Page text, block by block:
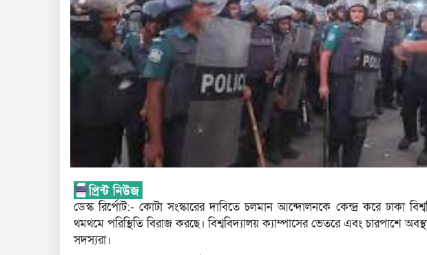
ডেস্ক রির্পোট:- কোটা সংস্কারের দাবিতে চলমান আন্দোলনকে কেন্দ্র করে ঢাকা
থমথমে পরিস্থিতি বিরাজ করছে। বিশ্ববিদ্যালয় ক্যাম্পাসের ভেতরে এবং চারপাশে
সদস্যরা।